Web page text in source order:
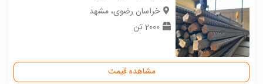
خراسان رضوی، مشهد
2000 تن
مشاهده قیمت